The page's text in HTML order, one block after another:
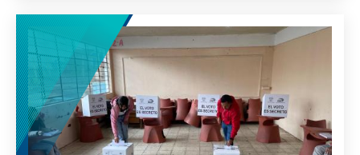
konzentriert, die Troika zu einer mehrjährigen
Planungsinstanz weiterentwickelt, die OECD
als Quasi-Sekretariat institutionell stärkt und
ihre Arbeitsweise stärker auf umsetzbare
Ergebnisse ausrichtet.